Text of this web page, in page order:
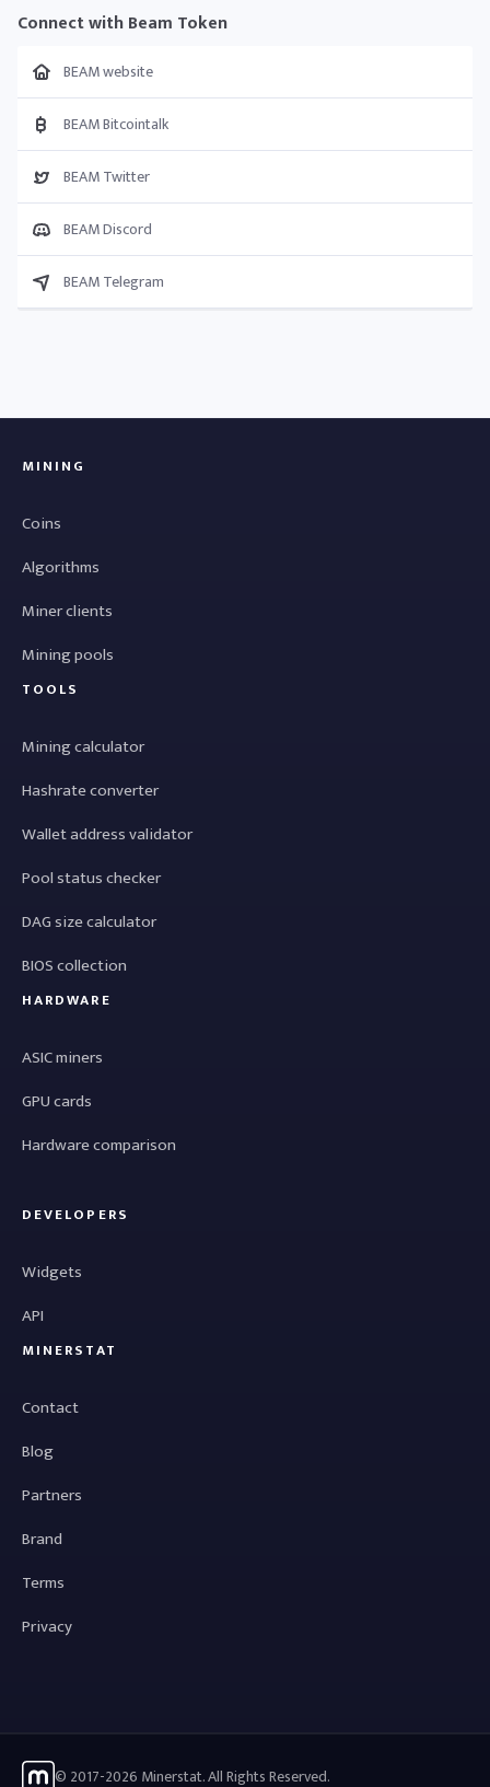
Connect with Beam Token
BEAM website
BEAM Bitcointalk
BEAM Twitter
BEAM Discord
BEAM Telegram
MINING
Coins
Algorithms
Miner clients
Mining pools
TOOLS
Mining calculator
Hashrate converter
Wallet address validator
Pool status checker
DAG size calculator
BIOS collection
HARDWARE
ASIC miners
GPU cards
Hardware comparison
DEVELOPERS
Widgets
API
MINERSTAT
Contact
Blog
Partners
Brand
Terms
Privacy
© 2017-2026 Minerstat. All Rights Reserved.